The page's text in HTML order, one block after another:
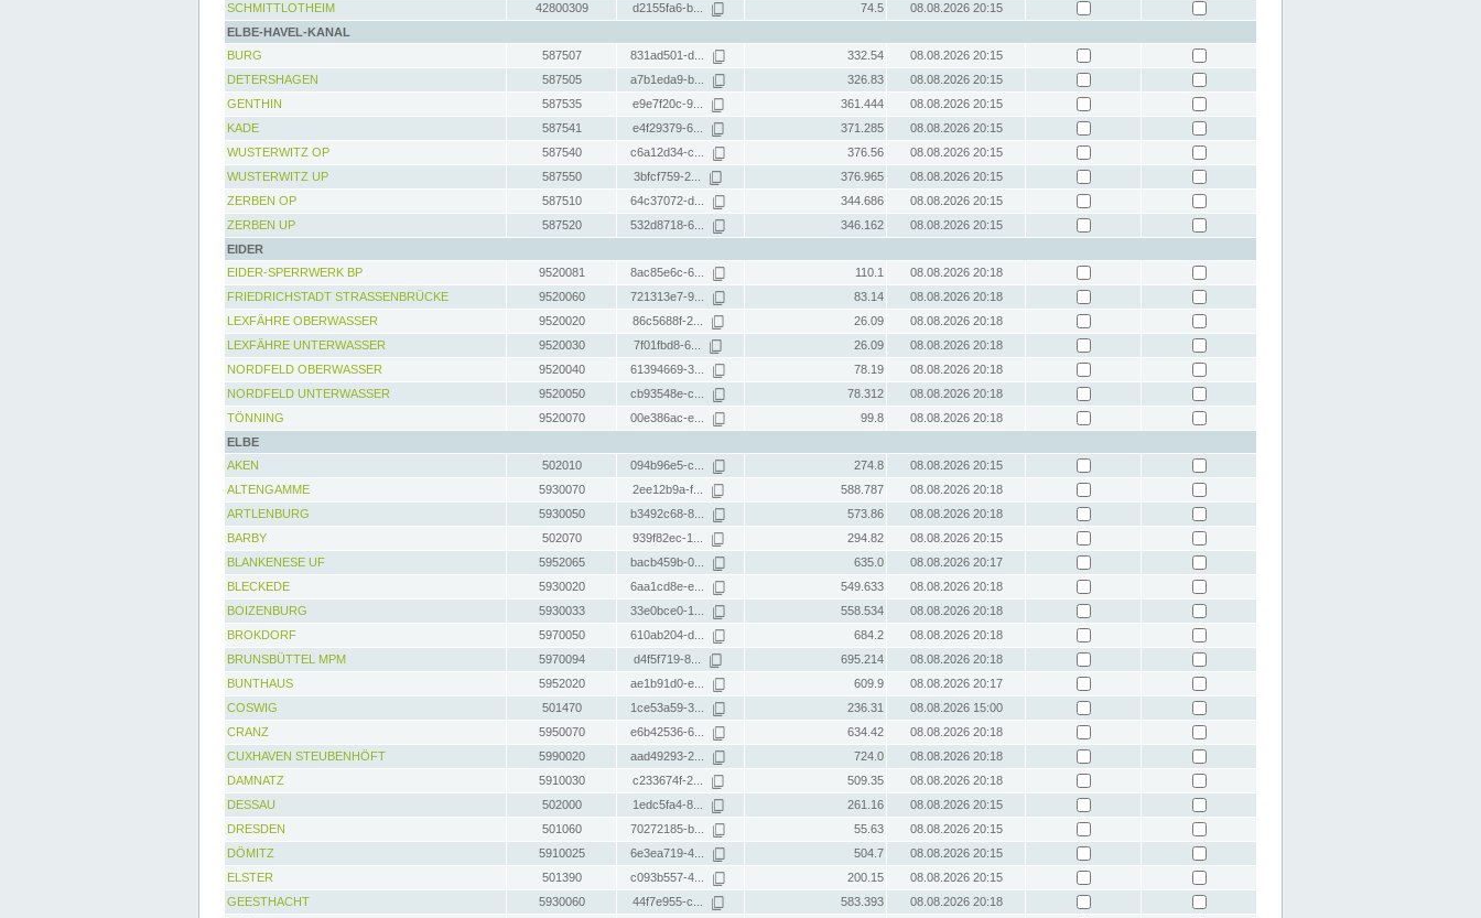
SCHMITTLOTHEIM
42800309 d2155fa6-b... 74.5
08.08.2026 20:15
ELBE-HAVEL-KANAL
BURG
587507 831ad501-d... 332.54
08.08.2026 20:15
DETERSHAGEN
587505 a7b1eda9-b... 326.83
08.08.2026 20:15
GENTHIN
587535 e9e7f20c-9... 361.444
08.08.2026 20:15
KADE
587541 e4f29379-6... 371.285
08.08.2026 20:15
WUSTERWITZ OP
587540 c6a12d34-c... 376.56
08.08.2026 20:15
WUSTERWITZ UP
587550 3bfcf759-2... 376.965
08.08.2026 20:15
ZERBEN OP
587510 64c37072-d... 344.686
08.08.2026 20:15
ZERBEN UP
587520 532d8718-6... 346.162
08.08.2026 20:15
EIDER
EIDER-SPERRWERK BP
9520081 8ac85e6c-6... 110.1
08.08.2026 20:18
FRIEDRICHSTADT STRASSENBRÜCKE
9520060 721313e7-9... 83.14
08.08.2026 20:18
LEXFÄHRE OBERWASSER
9520020 86c5688f-2... 26.09
08.08.2026 20:18
LEXFÄHRE UNTERWASSER
9520030 7f01fbd8-6... 26.09
08.08.2026 20:18
NORDFELD OBERWASSER
9520040 61394669-3... 78.19
08.08.2026 20:18
NORDFELD UNTERWASSER
9520050 cb93548e-c... 78.312
08.08.2026 20:18
TÖNNING
9520070 00e386ac-e... 99.8
08.08.2026 20:18
ELBE
AKEN
502010 094b96e5-c... 274.8
08.08.2026 20:15
ALTENGAMME
5930070 2ee12b9a-f... 588.787
08.08.2026 20:18
ARTLENBURG
5930050 b3492c68-8... 573.86
08.08.2026 20:18
BARBY
502070 939f82ec-1... 294.82
08.08.2026 20:15
BLANKENESE UF
5952065 bacb459b-0... 635.0
08.08.2026 20:17
BLECKEDE
5930020 6aa1cd8e-e... 549.633
08.08.2026 20:18
BOIZENBURG
5930033 33e0bce0-1... 558.534
08.08.2026 20:18
BROKDORF
5970050 610ab204-d... 684.2
08.08.2026 20:18
BRUNSBÜTTEL MPM
5970094 d4f5f719-8... 695.214
08.08.2026 20:18
BUNTHAUS
5952020 ae1b91d0-e... 609.9
08.08.2026 20:17
COSWIG
501470 1ce53a59-3... 236.31
08.08.2026 15:00
CRANZ
5950070 e6b42536-6... 634.42
08.08.2026 20:18
CUXHAVEN STEUBENHÖFT
5990020 aad49293-2... 724.0
08.08.2026 20:18
DAMNATZ
5910030 c233674f-2... 509.35
08.08.2026 20:18
DESSAU
502000 1edc5fa4-8... 261.16
08.08.2026 20:15
DRESDEN
501060 70272185-b... 55.63
08.08.2026 20:15
DÖMITZ
5910025 6e3ea719-4... 504.7
08.08.2026 20:15
ELSTER
501390 c093b557-4... 200.15
08.08.2026 20:15
GEESTHACHT
5930060 44f7e955-c... 583.393
08.08.2026 20:18